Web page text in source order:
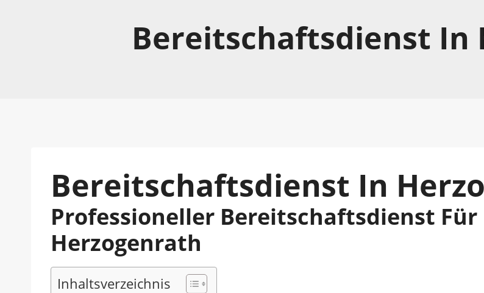
Bereitschaftsdienst In
Bereitschaftsdienst In
Professioneller Bereitschaftsdienst
Herzogenrath
Inhaltsverzeichnis